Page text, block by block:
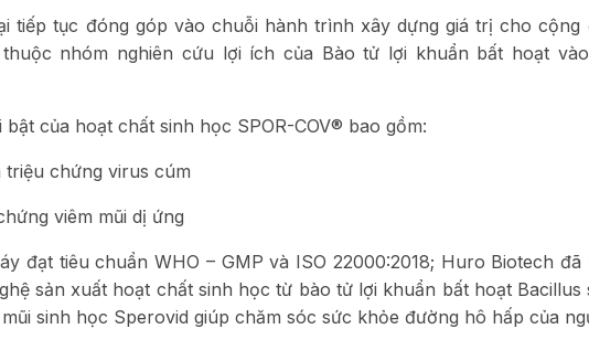
tiếp tục đóng góp vào chuỗi hành trình xây dựng giá trị cho
nhóm nghiên cứu lợi ích của Bào tử lợi khuẩn bất hoạt
của hoạt chất sinh học SPOR-COV® bao gồm:
triệu chứng virus cúm
viêm mũi dị ứng
đạt tiêu chuẩn WHO – GMP và ISO 22000:2018; Huro Biotech
sản xuất hoạt chất sinh học từ bào tử lợi khuẩn bất hoạt Bacillus
sinh học Sperovid giúp chăm sóc sức khỏe đường hô hấp của